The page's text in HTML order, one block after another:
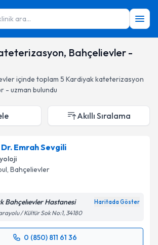
ara...
Bahçelievler -
içinde toplam 5 Kardiyak kateterizasyon
- uzman bulundu
Akıllı Sıralama
Emrah Sevgili
, Bahçelievler
Bahçelıevler Hastanesi Haritada Göster
/ Kültür Sok No:1, 34180
0 (850) 811 61 36